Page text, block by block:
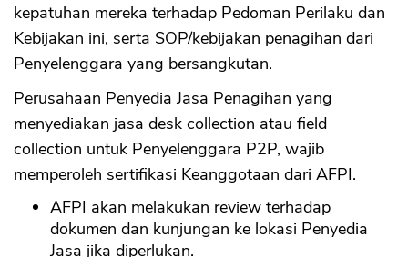
kepatuhan mereka terhadap Pedoman Perilaku dan
Kebijakan ini, serta SOP/kebijakan penagihan dari
Penyelenggara yang bersangkutan.
Perusahaan Penyedia Jasa Penagihan yang
menyediakan jasa desk collection atau field
collection untuk Penyelenggara P2P, wajib
memperoleh sertifikasi Keanggotaan dari AFPI.
AFPI akan melakukan review terhadap
dokumen dan kunjungan ke lokasi Penyedia
Jasa jika diperlukan.